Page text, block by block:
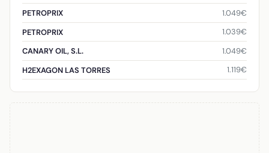
PETROPRIX
1.049€
PETROPRIX
1.039€
CANARY OIL, S.L.
1.049€
H2EXAGON LAS TORRES
1.119€